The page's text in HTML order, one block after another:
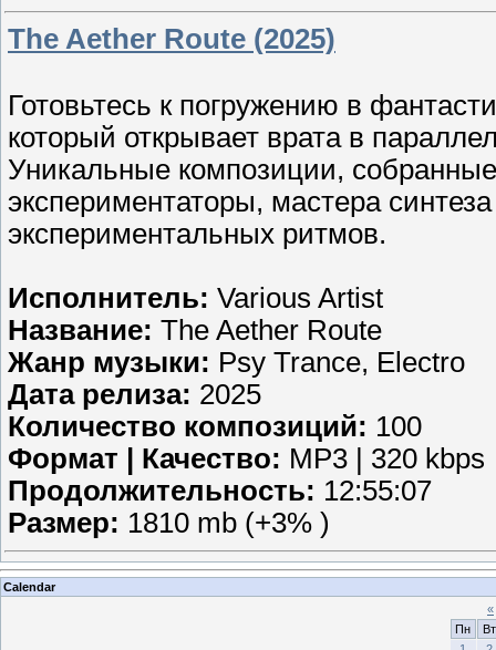
The Aether Route (2025)
Готовьтесь к погружению в
который открывает врата в
Уникальные композиции,
экспериментаторы, мастера
экспериментальных ритмов.
Исполнитель: Various Artist
Название: The Aether Route
Жанр музыки: Psy Trance, Electro
Дата релиза: 2025
Количество композиций: 100
Формат | Качество: MP3 | 320 kbps
Продолжительность: 12:55:07
Размер: 1810 mb (+3% )
Calendar
«
Пн
Вт